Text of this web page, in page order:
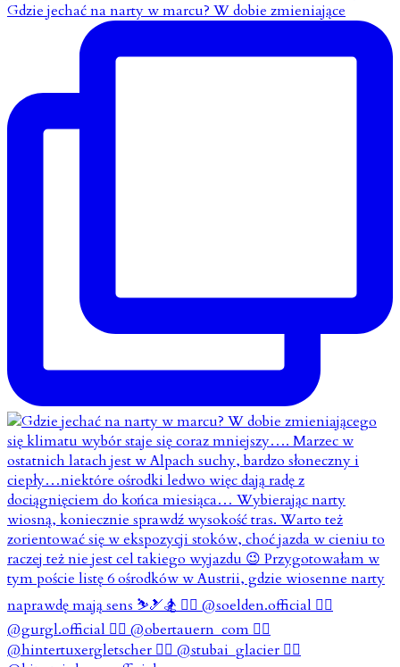
Gdzie jechać na narty w marcu? W dobie zmieniające